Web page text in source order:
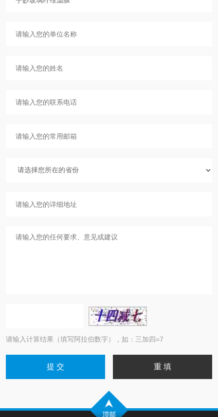
请输入计算结果（填写阿拉伯数字），如：三加四=7